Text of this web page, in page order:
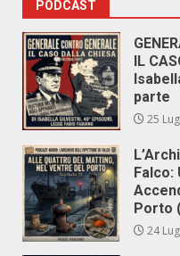
PODCAST
IL
parte
25
Falco:
Porto
24